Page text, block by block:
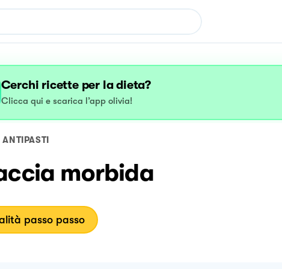
Cerchi ricette per la dieta?
Clicca qui e scarica l’app olivia!
ANTIPASTI
morbida
passo passo